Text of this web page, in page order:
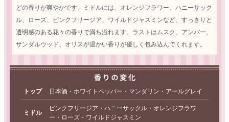
どの香りが爽やかです。ミドルには、オレンジフラワー、ハニーサック
ル、ローズ、ピンクフリージア、ワイルドジャスミンなど、すっきりと
透明感のある花々の香りで満ち溢れます。ラストはムスク、アンバー、
サンダルウッド、オリスが温かい香りが優しく包み込んでくれます。
トップ 日本酒・ホワイトペッパー・マンダリン・アールグレイ
ミドル
ピンクフリージア・ハニーサックル・オレンジフラワ
ー・ローズ・ワイルドジャスミン